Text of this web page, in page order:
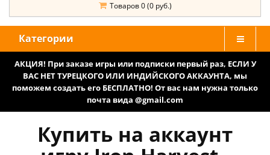
Товаров 0 (0 руб.)
Категории
АКЦИЯ! При заказе игры или подписки первый раз, ЕСЛИ У
ВАС НЕТ ТУРЕЦКОГО ИЛИ ИНДИЙСКОГО АККАУНТА, мы
поможем создать его БЕСПЛАТНО! От вас нам нужна только
почта вида @gmail.com
Купить на аккаунт